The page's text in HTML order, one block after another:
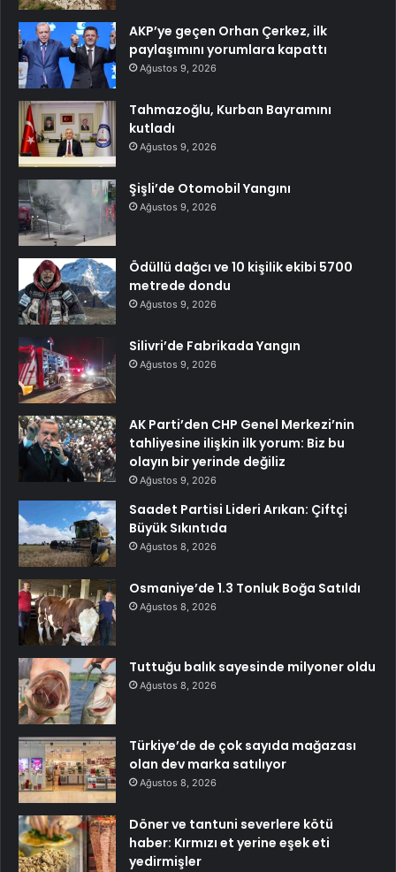
AKP’ye geçen Orhan Çerkez, ilk
paylaşımını yorumlara kapattı
Ağustos 9, 2026
Tahmazoğlu, Kurban Bayramını
kutladı
Ağustos 9, 2026
Şişli’de Otomobil Yangını
Ağustos 9, 2026
Ödüllü dağcı ve 10 kişilik ekibi 5700
metrede dondu
Ağustos 9, 2026
Silivri’de Fabrikada Yangın
Ağustos 9, 2026
AK Parti’den CHP Genel Merkezi’nin
tahliyesine ilişkin ilk yorum: Biz bu
olayın bir yerinde değiliz
Ağustos 9, 2026
Saadet Partisi Lideri Arıkan: Çiftçi
Büyük Sıkıntıda
Ağustos 8, 2026
Osmaniye’de 1.3 Tonluk Boğa Satıldı
Ağustos 8, 2026
Tuttuğu balık sayesinde milyoner oldu
Ağustos 8, 2026
Türkiye’de de çok sayıda mağazası
olan dev marka satılıyor
Ağustos 8, 2026
Döner ve tantuni severlere kötü
haber: Kırmızı et yerine eşek eti
yedirmişler